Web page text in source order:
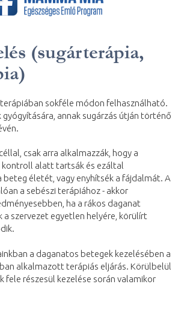
(sugárterápia,
sokféle módon felhasználható.
gyógyítására, annak sugárzás útján történő
csak arra alkalmazzák, hogy a
alatt tartsák és ezáltal
beteg életét, vagy enyhítsék a fájdalmát. A
a sebészi terápiához - akkor
ha a rákos daganat
a szervezet egyetlen helyére, körülírt
a daganatos betegek kezelésében a
alkalmazott terápiás eljárás. Körülbelül
fele részesül kezelése során valamikor